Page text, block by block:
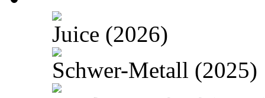
Juice (2026)
Schwer-Metall (2025)